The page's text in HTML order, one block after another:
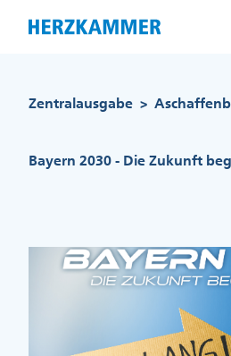
Zentralausgabe >
Bayern 2030 - Die Zukunft